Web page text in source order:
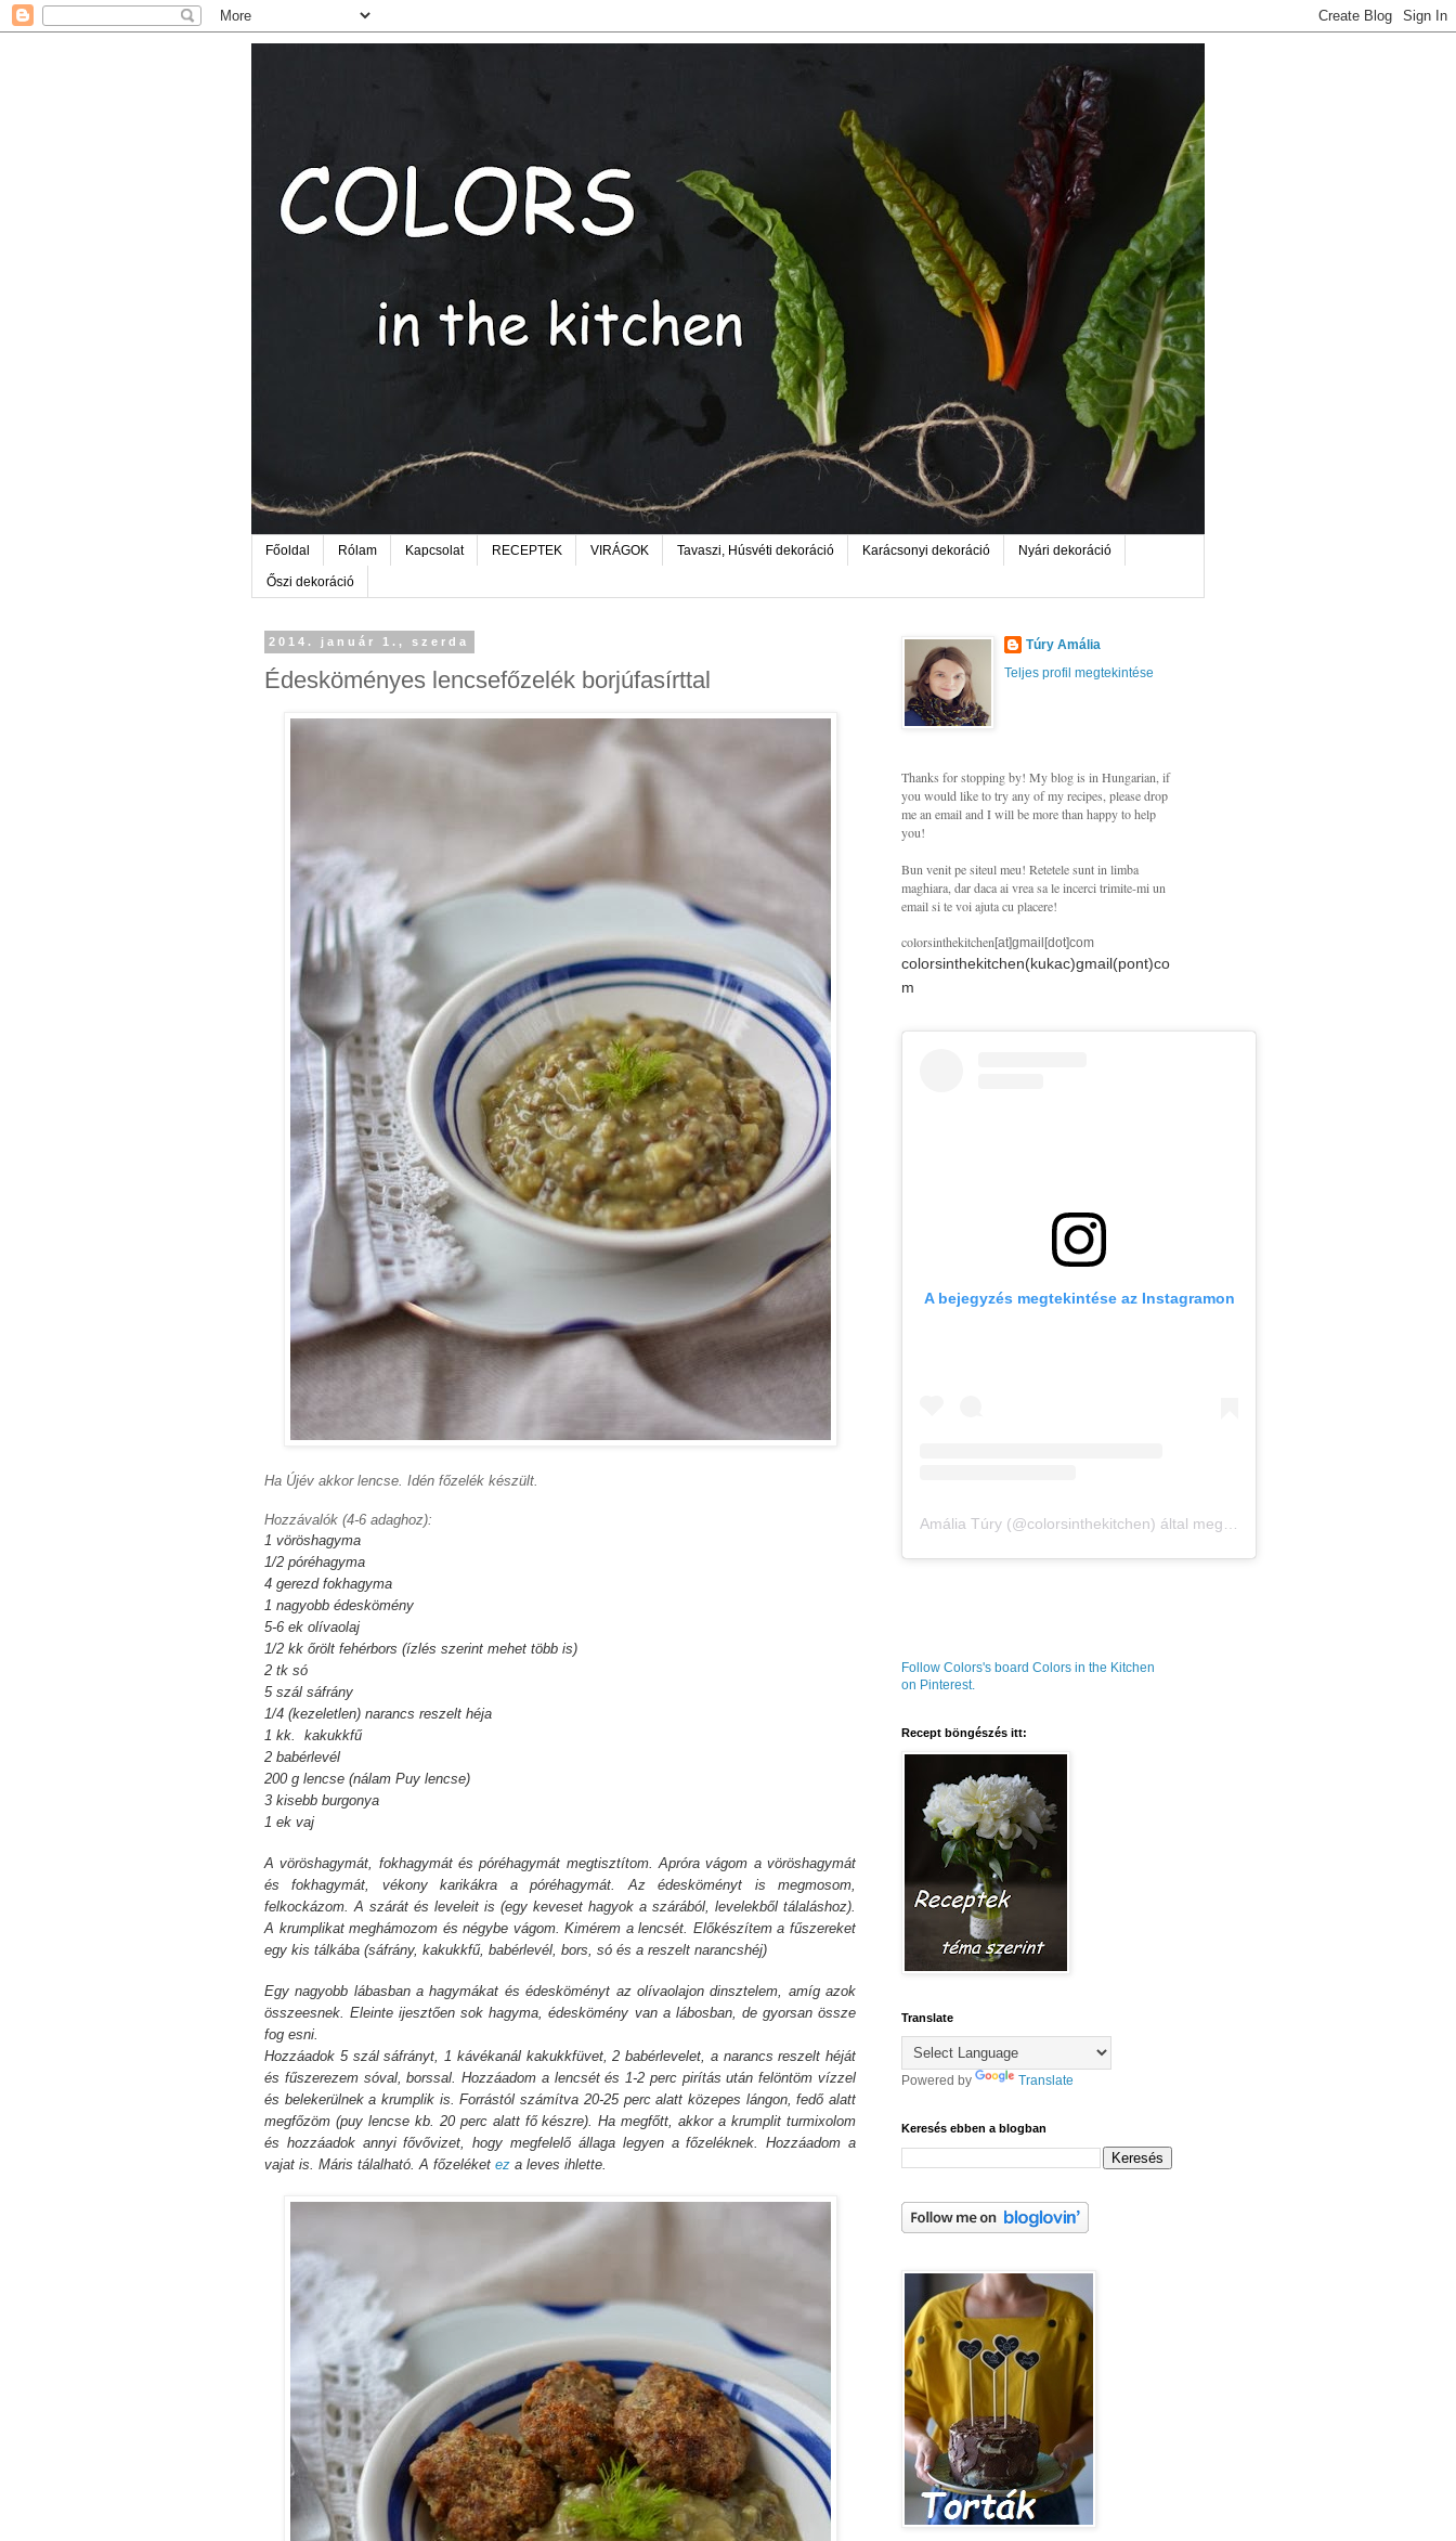
Főoldal Rólam Kapcsolat RECEPTEK VIRÁGOK Tavaszi, Húsvéti dekoráció Karácsonyi dekoráció Nyári dekoráció
Őszi dekoráció
2014. január 1., szerda
Édesköményes lencsefőzelék borjúfasírttal
Ha Újév akkor lencse. Idén főzelék készült.
Hozzávalók (4-6 adaghoz):
1 vöröshagyma
1/2 póréhagyma
4 gerezd fokhagyma
1 nagyobb édeskömény
5-6 ek olívaolaj
1/2 kk őrölt fehérbors (ízlés szerint mehet több is)
2 tk só
5 szál sáfrány
1/4 (kezeletlen) narancs reszelt héja
1 kk. kakukkfű
2 babérlevél
200 g lencse (nálam Puy lencse)­
3 kisebb burgonya
1 ek vaj
A vöröshagymát, fokhagymát és póréhagymát megtisztítom. Apróra vágom a vöröshagymát
és fokhagymát, vékony karikákra a póréhagymát. Az édesköményt is megmosom,
felkockázom. A szárát és leveleit is (egy keveset hagyok a szárából, levelekből tálaláshoz).
A krumplikat meghámozom és négybe vágom. Kimérem a lencsét. Előkészítem a fűszereket
egy kis tálkába (sáfrány, kakukkfű, babérlevél, bors, só és a reszelt narancshéj)
Egy nagyobb lábasban a hagymákat és édesköményt az olívaolajon dinsztelem, amíg azok
összeesnek. Eleinte ijesztően sok hagyma, édeskömény van a lábosban, de gyorsan össze
fog esni.
Hozzáadok 5 szál sáfrányt, 1 kávékanál kakukkfüvet, 2 babérlevelet, a narancs reszelt héját
és fűszerezem sóval, borssal. Hozzáadom a lencsét és 1-2 perc pirítás után felöntöm vízzel
és belekerülnek a krumplik is. Forrástól számítva 20-25 perc alatt közepes lángon, fedő alatt
megfőzöm (puy lencse kb. 20 perc alatt fő készre). Ha megfőtt, akkor a krumplit turmixolom
és hozzáadok annyi fővővizet, hogy megfelelő állaga legyen a főzeléknek. Hozzáadom a
vajat is. Máris tálalható.A főzeléket ez a leves ihlette.
Túry Amália
Teljes profil megtekintése
Thanks for stopping by! My blog is in Hungarian, if
you would like to try any of my recipes, please drop
me an email and I will be more than happy to help
you!
Bun venit pe siteul meu! Retetele sunt in limba
maghiara, dar daca ai vrea sa le incerci trimite-mi un
email si te voi ajuta cu placere!
colorsinthekitchen[at]gmail[dot]com
colorsinthekitchen(kukac)gmail(pont)co
m
A bejegyzés megtekintése az Instagramon
Amália Túry (@colorsinthekitchen) által megosztott bejegyzés
Follow Colors's board Colors in the Kitchen
on Pinterest.
Recept böngészés itt:
Translate
Powered by Translate
Keresés ebben a blogban